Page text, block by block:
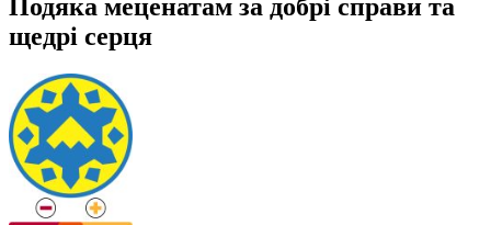
Подяка меценатам за добрі справи та
щедрі серця